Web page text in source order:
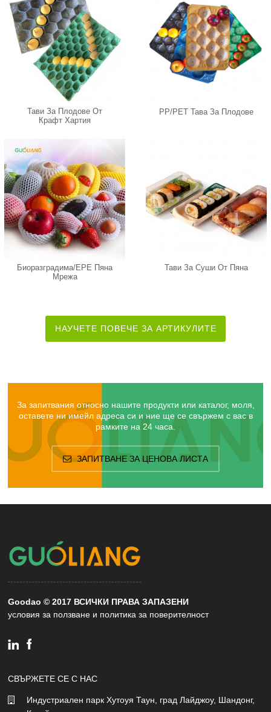
Тави За Плодове От
Крафт Хартия
PP/PET Тава За Плодове
Биоразградима/EPE Пяна
Мрежа
Тави За Суши От Пяна
НАУЧЕТЕ ПОВЕЧЕ ЗА АРТИКУЛИТЕ
За запитвания относно нашите продукти или каталог, моля,
оставете ни имейл адреса си и ние ще се свържем с вас в
рамките на 24 часа.
ЗАПИТВАНЕ ЗА ЦЕНОВА ЛИСТА
Goodao © 2017 ВСИЧКИ ПРАВА ЗАПАЗЕНИ
условия за ползване и политика за поверителност
СВЪРЖЕТЕ СЕ С НАС
Индустриален парк Хутоуя Таун, град Лайджоу, Шандонг,